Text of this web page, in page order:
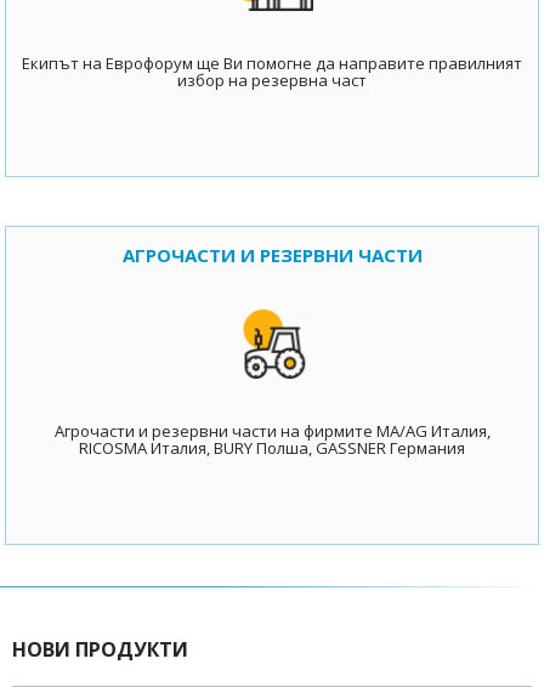
Екипът на Еврофорум ще Ви помогне да направите правилният
избор на резервна част
АГРОЧАСТИ И РЕЗЕРВНИ ЧАСТИ
Агрочасти и резервни части на фирмите MA/AG Италия,
RICOSMA Италия, BURY Полша, GASSNER Германия
НОВИ ПРОДУКТИ